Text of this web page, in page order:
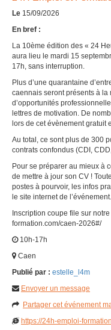
Le 15/09/2026
En bref :
La 10ème édition des « 24
aura lieu le mardi 15
17h, sans interruption.
Plus d’une quarantaine
caennais seront présents à la
d’opportunités
lettres de motivation. De
lors de cet évènement gratuit
Au total, ce sont plus de 300
contrats confondus (CDI,
Pour se préparer au mieux à
de mettre à jour son CV !
postes à pourvoir, les infos
le site internet de l’événement.
Inscription coupe file sur
formation.com/caen-2026#/
10h-17h
Caen
Publié par : estelle_l4m
Envoyer un message
Partager cet événement
https://24h-emploi-